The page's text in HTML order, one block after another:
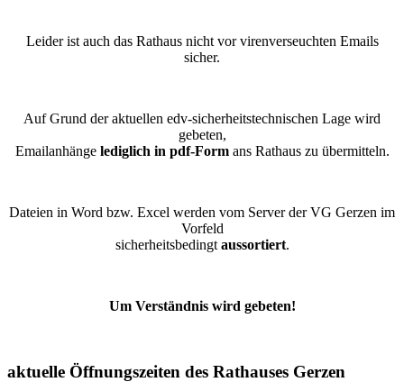
Leider ist auch das Rathaus nicht vor virenverseuchten Emails
sicher.
Auf Grund der aktuellen edv-sicherheitstechnischen Lage wird
gebeten,
Emailanhänge lediglich in pdf-Formans Rathaus zu übermitteln.
Dateien in Word bzw. Excel werden vom Server der VG Gerzen im
Vorfeld
sicherheitsbedingt aussortiert.
Um Verständnis wird gebeten!
aktuelle Öffnungszeiten des Rathauses Gerzen